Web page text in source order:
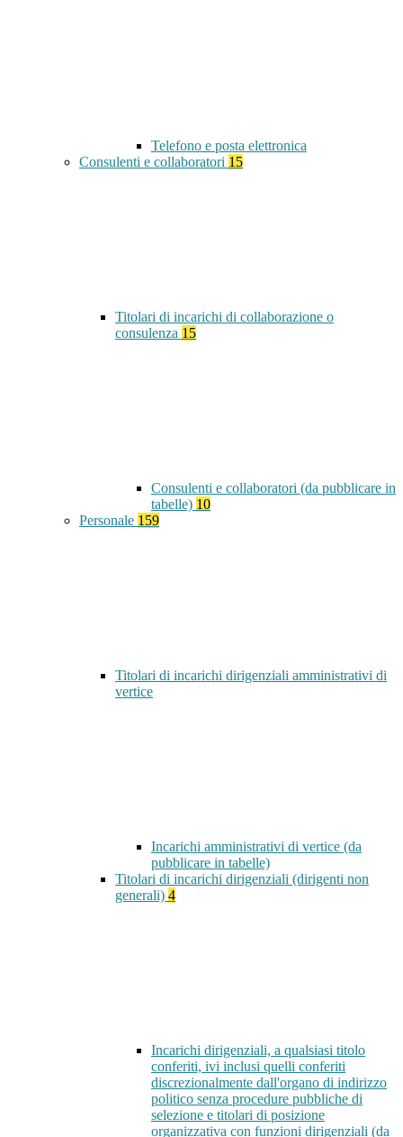
Telefono e posta elettronica
Consulenti e collaboratori 15
Titolari di incarichi di collaborazione o
consulenza 15
Consulenti e collaboratori (da pubblicare in
tabelle) 10
Personale 159
Titolari di incarichi dirigenziali amministrativi di
vertice
Incarichi amministrativi di vertice (da
pubblicare in tabelle)
Titolari di incarichi dirigenziali (dirigenti non
generali) 4
Incarichi dirigenziali, a qualsiasi titolo
conferiti, ivi inclusi quelli conferiti
discrezionalmente dall'organo di indirizzo
politico senza procedure pubbliche di
selezione e titolari di posizione
organizzativa con funzioni dirigenziali (da